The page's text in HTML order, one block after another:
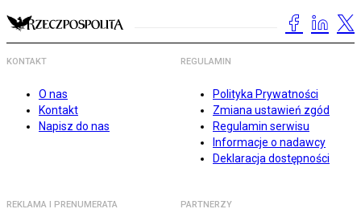
KONTAKT
O nas
Kontakt
Napisz do nas
REGULAMIN
Polityka Prywatności
Zmiana ustawień zgód
Regulamin serwisu
Informacje o nadawcy
Deklaracja dostępności
REKLAMA I PRENUMERATA PARTNERZY